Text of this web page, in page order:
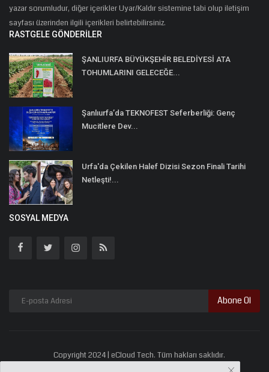
yazar sorumludur, diğer içerikler Uyar/Kaldır sistemine tabi olup iletişim
sayfası üzerinden ilgili içerikleri belirtebilirsiniz.
RASTGELE GÖNDERILER
ŞANLIURFA BÜYÜKŞEHİR BELEDİYESİ ATA
TOHUMLARINI GELECEĞE...
Şanlıurfa’da TEKNOFEST Seferberliği: Genç
Mucitlere Dev...
Urfa'da Çekilen Halef Dizisi Sezon Finali Tarihi
Netleşti!...
SOSYAL MEDYA
Abone Ol
Copyright 2024 | eCloud Tech. Tüm hakları saklıdır.